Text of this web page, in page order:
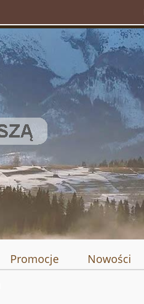
Promocje Nowości